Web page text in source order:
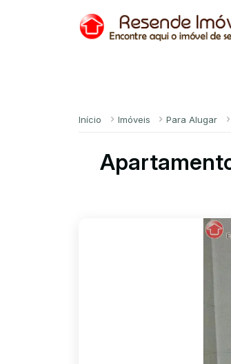
Início Imóveis Para Alugar